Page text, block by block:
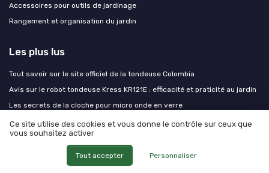
Accessoires pour outils de jardinage
Rangement et organisation du jardin
Les plus lus
Tout savoir sur le site officiel de la tondeuse Colombia
Avis sur le robot tondeuse Kress KR121E : efficacité et praticité au jardin
Les secrets de la cloche pour micro onde en verre
Tout savoir sur la batterie pour pulvérisateur électrique
Tout savoir sur l'arbre albizia : plantation, floraison et entretien
Les derniers articles
Ce site utilise des cookies et vous donne le contrôle sur ceux que
vous souhaitez activer
Tout accepter Personnaliser